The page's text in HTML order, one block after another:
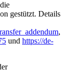
gestützt. Details
,
und https://de-